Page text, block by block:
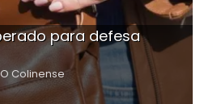
para defesa
Author
O Colinense